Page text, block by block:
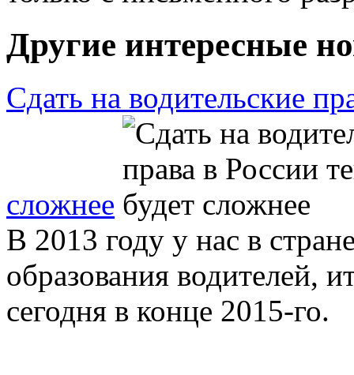
Другие интересные
Сдать на водительские
сложнее
В 2013 году у нас в
образования водителей,
сегодня в конце 2015-го.